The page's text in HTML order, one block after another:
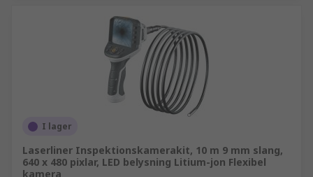
I lager
Laserliner Inspektionskamerakit, 10 m 9 mm slang,
640 x 480 pixlar, LED belysning Litium-jon Flexibel
kamera